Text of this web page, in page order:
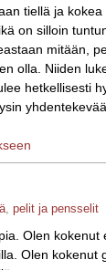
tiellä ja
on silloin
mitään,
olla. Niiden
hetkellisesti
yhdentekevää.
, pelit ja pensselit
Olen kokenut
Olen kokenut